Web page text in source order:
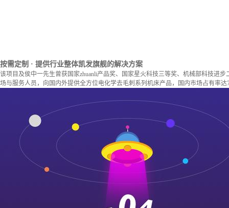
按需定制 · 提供行业整体凯发旗舰的解决方案
该项目及侯中一先生曾获国家zhuanli产品奖、国家星火科技三等奖、机械部科技进
场与服务人员，向国内外提供全方位电化学去毛刺系列机床产品，国内市场占有率达